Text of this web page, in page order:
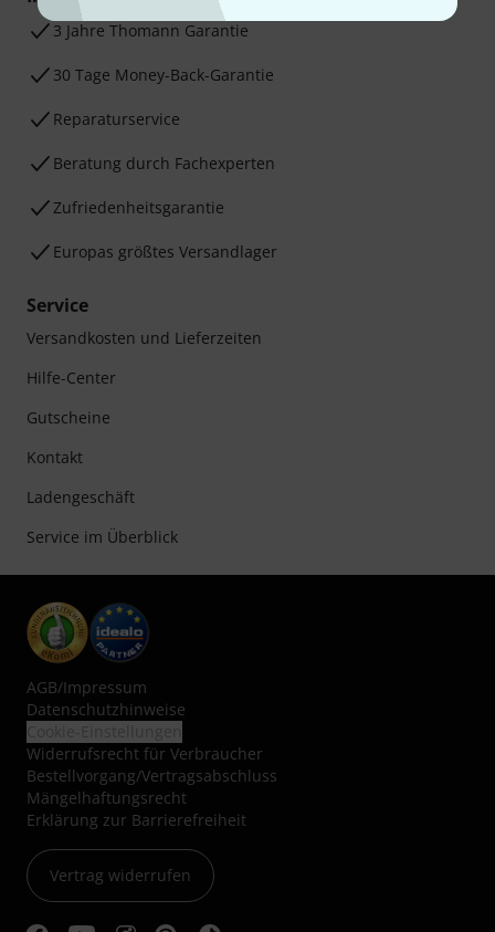
3 Jahre Thomann Garantie
30 Tage Money-Back-Garantie
Reparaturservice
Beratung durch Fachexperten
Zufriedenheitsgarantie
Europas größtes Versandlager
Service
Versandkosten und Lieferzeiten
Hilfe-Center
Gutscheine
Kontakt
Ladengeschäft
Service im Überblick
AGB/Impressum
Datenschutzhinweise
Widerrufsrecht für Verbraucher
Bestellvorgang/Vertragsabschluss
Mängelhaftungsrecht
Erklärung zur Barrierefreiheit
Vertrag widerrufen